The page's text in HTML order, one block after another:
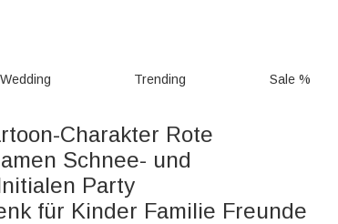
Wedding Trending Sale %
Charakter Rote
Schnee- und
Party
für Kinder Familie Freunde